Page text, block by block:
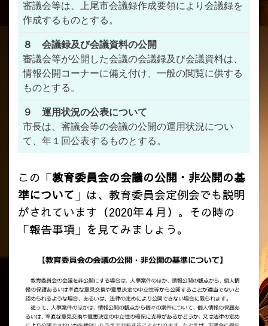
審議会等は、上尾市会議録作成要領により会議録を
作成するものとする。
８ 会議録及び会議資料の公開
審議会等が公開した会議の会議録及び会議資料は、
情報公開コーナーに備え付け、一般の閲覧に供する
ものとする。
９ 運用状況の公表について
市長は、審議会等の会議の公開の運用状況につい
て、年１回公表するものとする。
この「教育委員会の会議の公開・非公開の基
準について 」は、教育委員会定例会でも説明
がされています（2020年４月）。その時の
「報告事項」を見てみましょう。